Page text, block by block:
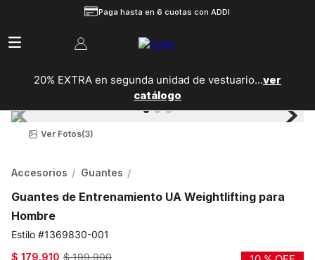
Paga hasta en 6 cuotas con ADDI
20% EXTRA en segunda unidad de vestuario...ver
catálogo
Ver Fotos(3)
Accesorios Guantes
Guantes de Entrenamiento UA Weightlifting para
Hombre
1369830-001
$ 179.910 $ 199.900